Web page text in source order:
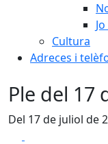
Cultura
Adreces i
Ple del 17
Del 17 de juliol de